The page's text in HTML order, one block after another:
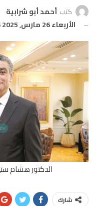
كتب أحمد أبو شرابية
الأربعاء 26 مارس, 2025 9:16 م
الدكتور هشام
شارك